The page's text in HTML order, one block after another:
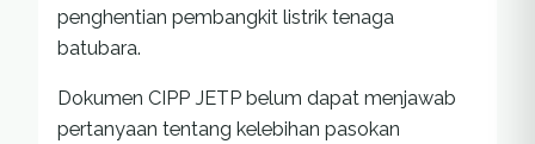
penghentian pembangkit listrik tenaga
batubara.
Dokumen CIPP JETP belum dapat menjawab
pertanyaan tentang kelebihan pasokan